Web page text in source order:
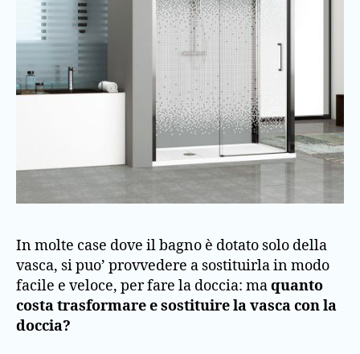
In molte case dove il bagno è dotato solo della
vasca, si puo’ provvedere a sostituirla in modo
facile e veloce, per fare la doccia: maquanto
costa trasformare e sostituire la vasca con la
doccia?